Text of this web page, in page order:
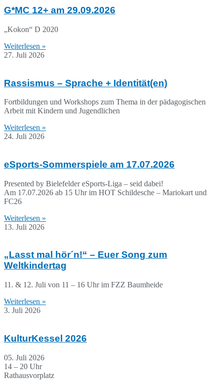
G*MC 12+ am 29.09.2026
„Kokon“ D 2020
Weiterlesen »
27. Juli 2026
Rassismus – Sprache + Identität(en)
Fortbildungen und Workshops zum Thema in der pädagogischen
Arbeit mit Kindern und Jugendlichen
Weiterlesen »
24. Juli 2026
eSports-Sommerspiele am 17.07.2026
Presented by Bielefelder eSports-Liga – seid dabei!
Am 17.07.2026 ab 15 Uhr im HOT Schildesche – Mariokart und
FC26
Weiterlesen »
13. Juli 2026
„Lasst mal hör´n!“ – Euer Song zum
Weltkindertag
11. & 12. Juli von 11 – 16 Uhr im FZZ Baumheide
Weiterlesen »
3. Juli 2026
KulturKessel 2026
05. Juli 2026
14 – 20 Uhr
Rathausvorplatz